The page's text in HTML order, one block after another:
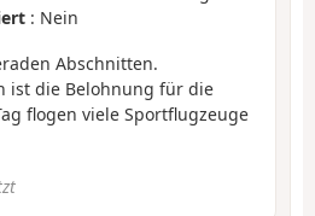
: Nein
Abschnitten.
ist die Belohnung für die
flogen viele Sportflugzeuge